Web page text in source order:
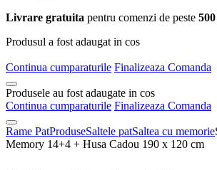
Livrare gratuita pentru comenzi de peste
Produsul a fost adaugat in cos
Continua cumparaturile Finalizeaza Comanda
Produsele au fost adaugate in cos
Continua cumparaturile Finalizeaza Comanda
Rame PatProduseSaltele patSaltea cu memorie
Memory 14+4 + Husa Cadou 190 x 120 cm